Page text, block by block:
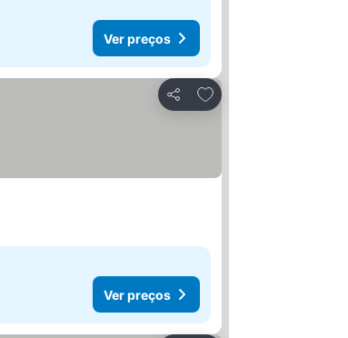
Ver preços
Partilhar
Adicionar aos favoritos
Ver preços